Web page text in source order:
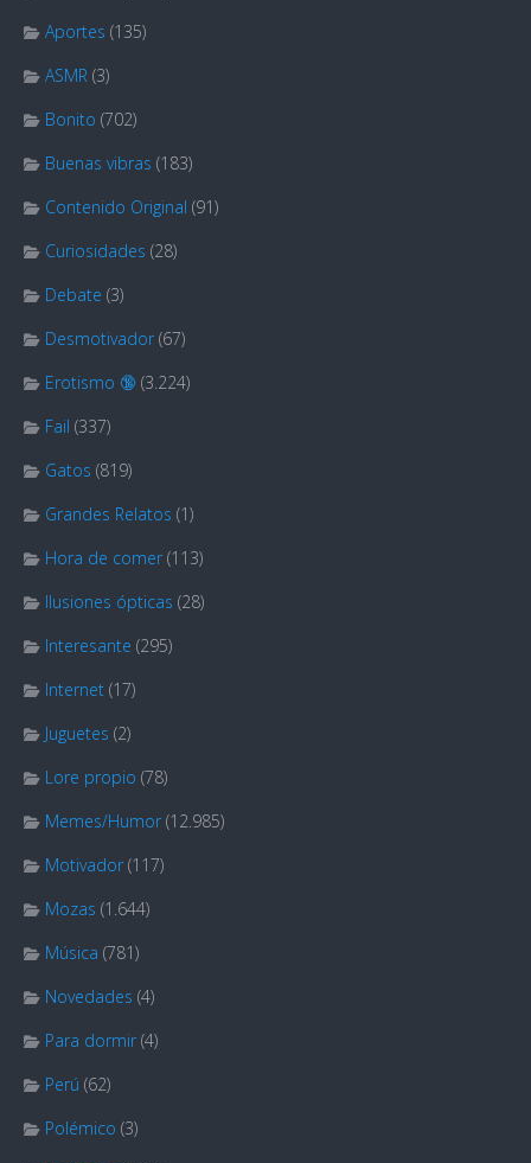
Aportes (135)
ASMR (3)
Bonito (702)
Buenas vibras (183)
Contenido Original (91)
Curiosidades (28)
Debate (3)
Desmotivador (67)
Erotismo 🔞 (3.224)
Fail (337)
Gatos (819)
Grandes Relatos (1)
Hora de comer (113)
Ilusiones ópticas (28)
Interesante (295)
Internet (17)
Juguetes (2)
Lore propio (78)
Memes/Humor (12.985)
Motivador (117)
Mozas (1.644)
Música (781)
Novedades (4)
Para dormir (4)
Perú (62)
Polémico (3)